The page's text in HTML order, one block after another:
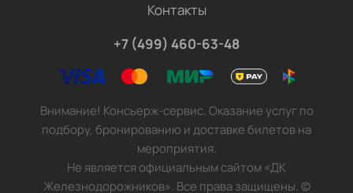
Контакты
+7 (499) 460-63-48
Внимание! Консьерж-сервис. Оказание услуг по
подбору, бронированию и доставке билетов на
мероприятия.
Не является официальным сайтом «ДК
Железнодорожников». Все права защищены.©